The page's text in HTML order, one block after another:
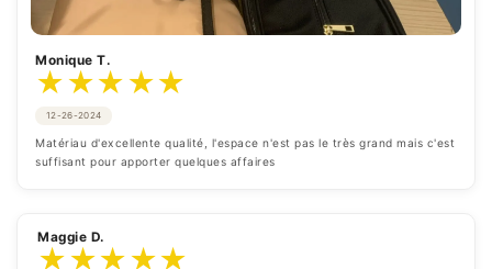
Monique T.
★★★★★
12-26-2024
Matériau d'excellente qualité, l'espace n'est pas le très grand mais c'est
suffisant pour apporter quelques affaires
Maggie D.
★★★★★